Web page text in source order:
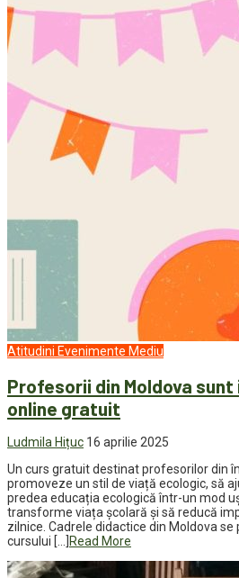
Atitudini Evenimente Mediu
Profesorii din Moldova
online gratuit
Ludmila Hițuc 16 aprilie 2025
Un curs gratuit destinat profesorilor din
promoveze un stil de viață ecologic, să
predea educația ecologică într-un mod
transforme viața școlară și să reducă
zilnice. Cadrele didactice din Moldova
cursului […]
Read More